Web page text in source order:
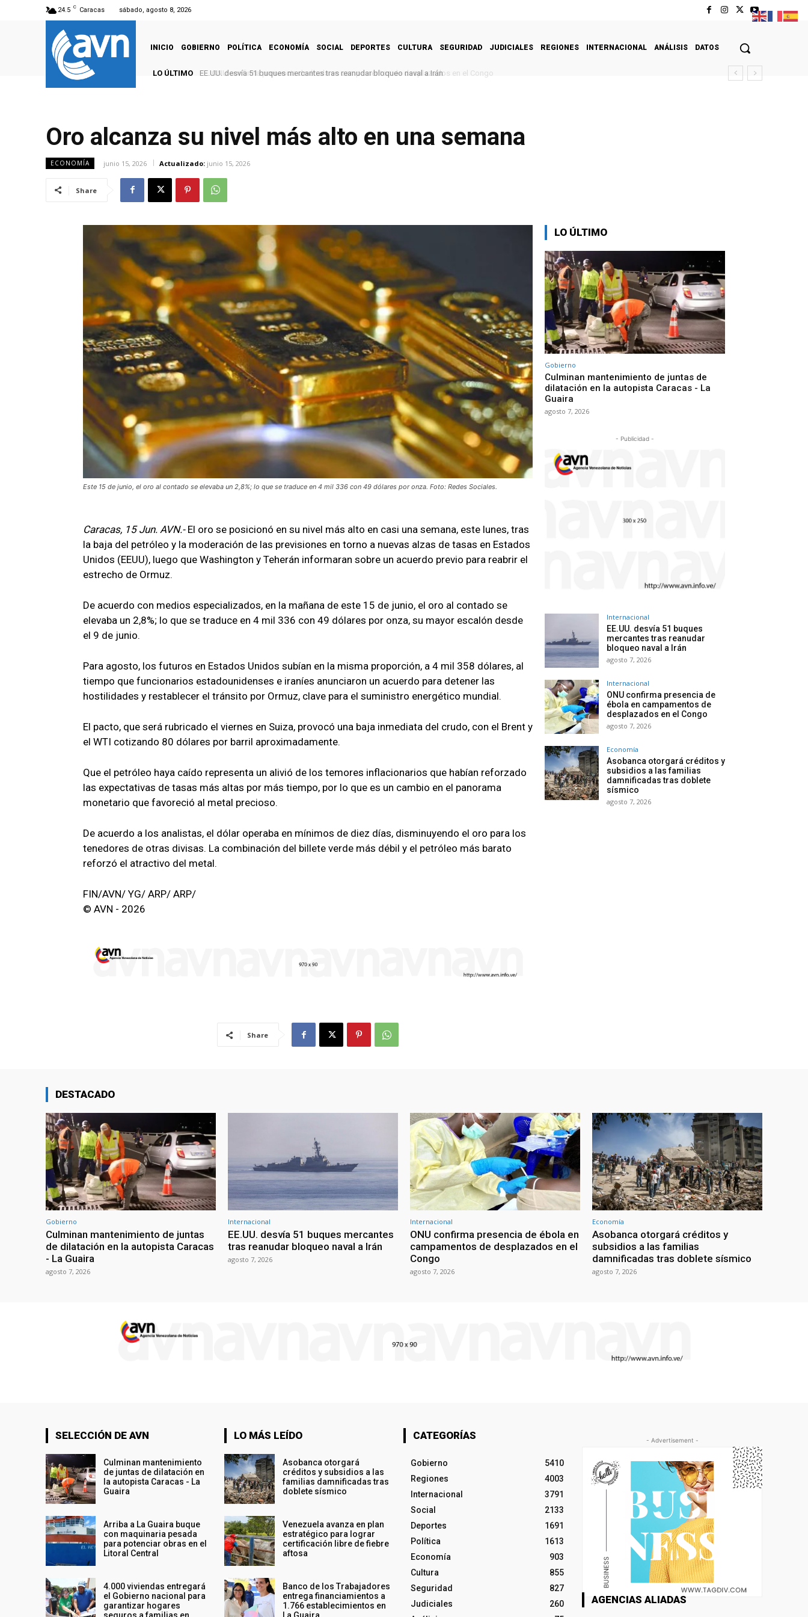
24.5 C Caracas sábado, agosto 8, 2026
INICIO GOBIERNO POLÍTICA ECONOMÍA SOCIAL DEPORTES CULTURA SEGURIDAD JUDICIALES REGIONES INTERNACIONAL ANÁLISIS DATOS
LO ÚLTIMO ONU confirma presencia de ébola en campamentos de desplazados en el Congo
Oro alcanza su nivel más alto en una semana
ECONOMÍA junio 15, 2026 Actualizado: junio 15, 2026
Share
Este 15 de junio, el oro al contado se elevaba un 2,8%; lo que se traduce en 4 mil 336 con 49 dólares por onza. Foto: Redes Sociales.
Caracas, 15 Jun. AVN.- El oro se posicionó en su nivel más alto en casi una semana, este lunes, tras
la baja del petróleo y la moderación de las previsiones en torno a nuevas alzas de tasas en Estados
Unidos (EEUU), luego que Washington y Teherán informaran sobre un acuerdo previo para reabrir el
estrecho de Ormuz.
De acuerdo con medios especializados, en la mañana de este 15 de junio, el oro al contado se
elevaba un 2,8%; lo que se traduce en 4 mil 336 con 49 dólares por onza, su mayor escalón desde
el 9 de junio.
Para agosto, los futuros en Estados Unidos subían en la misma proporción, a 4 mil 358 dólares, al
tiempo que funcionarios estadounidenses e iraníes anunciaron un acuerdo para detener las
hostilidades y restablecer el tránsito por Ormuz, clave para el suministro energético mundial.
El pacto, que será rubricado el viernes en Suiza, provocó una baja inmediata del crudo, con el Brent y
el WTI cotizando 80 dólares por barril aproximadamente.
Que el petróleo haya caído representa un alivió de los temores inflacionarios que habían reforzado
las expectativas de tasas más altas por más tiempo, por lo que es un cambio en el panorama
monetario que favoreció al metal precioso.
De acuerdo a los analistas, el dólar operaba en mínimos de diez días, disminuyendo el oro para los
tenedores de otras divisas. La combinación del billete verde más débil y el petróleo más barato
reforzó el atractivo del metal.
FIN/AVN/ YG/ ARP/ ARP/
© AVN - 2026
Share
LO ÚLTIMO
Gobierno
Culminan mantenimiento de juntas de
dilatación en la autopista Caracas - La
Guaira
agosto 7, 2026
- Publicidad -
Internacional
EE.UU. desvía 51 buques
mercantes tras reanudar
bloqueo naval a Irán
agosto 7, 2026
Internacional
ONU confirma presencia de
ébola en campamentos de
desplazados en el Congo
agosto 7, 2026
Economía
Asobanca otorgará créditos y
subsidios a las familias
damnificadas tras doblete
sísmico
agosto 7, 2026
DESTACADO
Gobierno
Culminan mantenimiento de juntas
de dilatación en la autopista Caracas
- La Guaira
agosto 7, 2026
Internacional
EE.UU. desvía 51 buques mercantes
tras reanudar bloqueo naval a Irán
agosto 7, 2026
Internacional
ONU confirma presencia de ébola en
campamentos de desplazados en el
Congo
agosto 7, 2026
Economía
Asobanca otorgará créditos y
subsidios a las familias
damnificadas tras doblete sísmico
agosto 7, 2026
SELECCIÓN DE AVN
Culminan mantenimiento
de juntas de dilatación en
la autopista Caracas - La
Guaira
Arriba a La Guaira buque
con maquinaria pesada
para potenciar obras en el
Litoral Central
4.000 viviendas entregará
el Gobierno nacional para
garantizar hogares
LO MÁS LEÍDO
Asobanca otorgará
créditos y subsidios a las
familias damnificadas tras
doblete sísmico
Venezuela avanza en plan
estratégico para lograr
certificación libre de fiebre
aftosa
Banco de los Trabajadores
entrega financiamientos a
1.766 establecimientos en
CATEGORÍAS
Gobierno
5410
Regiones
4003
Internacional
3791
Social
2133
Deportes
1691
Política
1613
Economía
903
Cultura
855
Seguridad
827
Judiciales
260
- Advertisement -
AGENCIAS ALIADAS